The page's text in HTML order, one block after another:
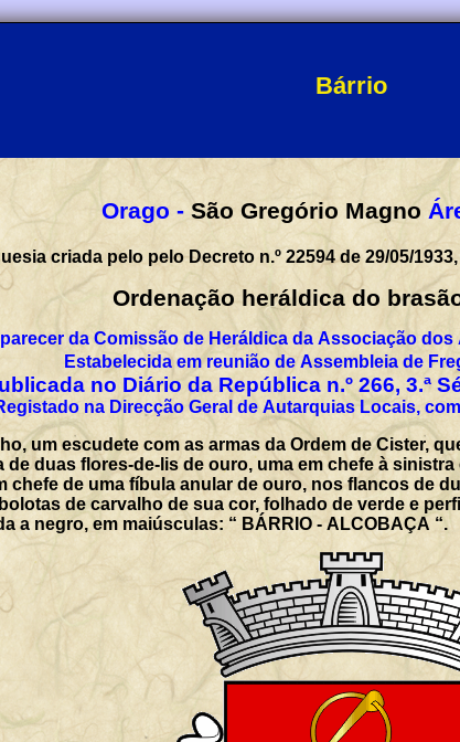
Bárrio
Orago - São Gregório Magno
Segundo o parecer da Comissão de Heráldica
Estabelecida em reunião de Assembleia de
no Diário da República n.º 266, 3.ª
com as armas da Ordem de Cister, que é de azul, uma banda enxaquetada de duas peças de
ouro, nos flancos de duas espigas de trigo de ouro, postas em pala e em
de verde e perfilado de ouro. Coroa mural de prata de três torres.
Listel branco com a legenda a negro, em maiúsculas: “ BÁRRIO - ALCOBAÇA “.